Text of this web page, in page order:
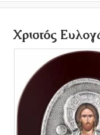
Χριστός